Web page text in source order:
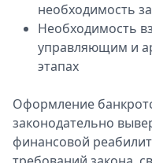
необходимость
Необходимость
управляющим и
этапах
Оформление
законодательно
финансовой